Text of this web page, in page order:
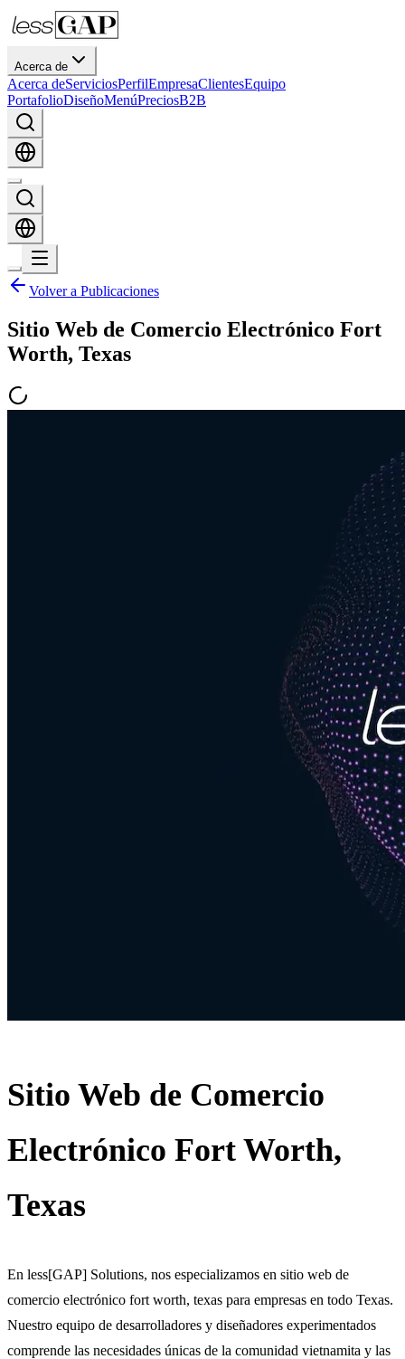
Acerca de
Acerca deServiciosPerfilEmpresaClientesEquipo
PortafolioDiseñoMenúPreciosB2B
Volver a Publicaciones
Sitio Web de Comercio Electrónico Fort
Worth, Texas
Sitio Web de Comercio
Electrónico Fort Worth,
Texas
En less[GAP] Solutions, nos especializamos en sitio web de
comercio electrónico fort worth, texas para empresas en todo Texas.
Nuestro equipo de desarrolladores y diseñadores experimentados
comprende las necesidades únicas de la comunidad vietnamita y las